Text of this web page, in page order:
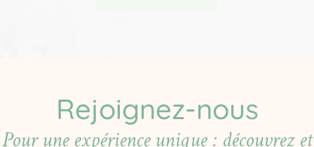
Rejoignez-nous
Pour une expérience unique : découvrez et